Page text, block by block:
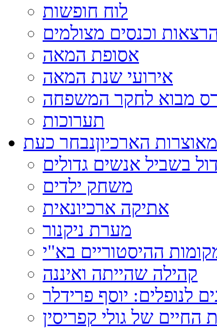
לוח חופשות
וכנסים מצולמים
אסופת המאה
אירועי שנת המאה
מבוא לחקר המשפחה
תערוכות
מאוצרות הארכיוןנבחר כעת
בשביל אנשים גדולים
משחק ילדים
אתיקה ארכיונאית
מערת ניקנור
ההיסטוריים בא"י
קהילה שהייתה ואיננה
לנופלים: יוסף פרידלר
החיים של גולי קפריסין